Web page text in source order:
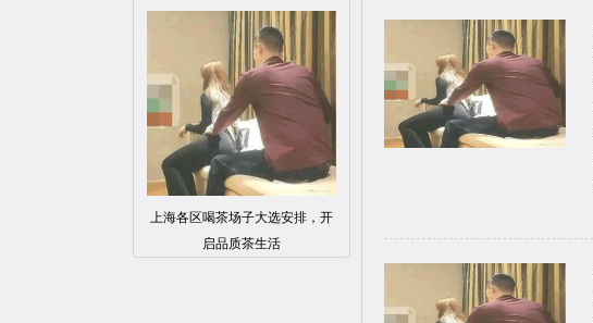
上海各区喝茶场子大选安排，开
启品质茶生活